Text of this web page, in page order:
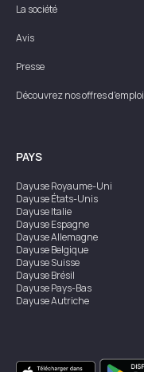
La société
Avis
Presse
Découvrez nos offres d'emploi
PAYS
DayuseRoyaume-Uni
DayuseÉtats-Unis
DayuseItalie
DayuseEspagne
DayuseAllemagne
DayuseBelgique
DayuseSuisse
DayuseBrésil
DayusePays-Bas
DayuseAutriche
DayuseSingapour